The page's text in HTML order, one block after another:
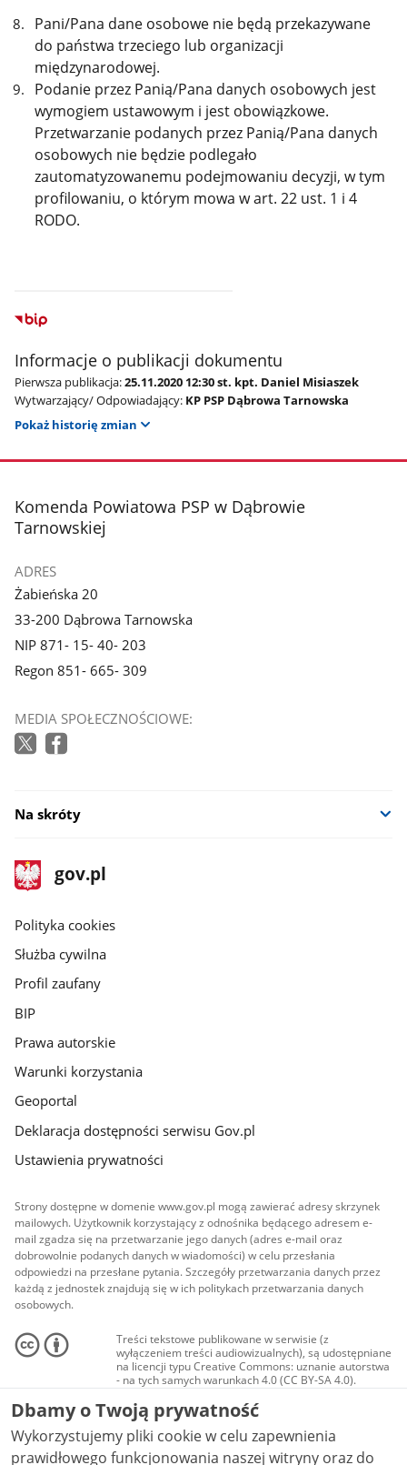
Pani/Pana dane osobowe nie będą przekazywane
do państwa trzeciego lub organizacji
międzynarodowej.
Podanie przez Panią/Pana danych osobowych jest
wymogiem ustawowym i jest obowiązkowe.
Przetwarzanie podanych przez Panią/Pana danych
osobowych nie będzie podlegało
zautomatyzowanemu podejmowaniu decyzji, w tym
profilowaniu, o którym mowa w art. 22 ust. 1 i 4
RODO.
Informacje o publikacji dokumentu
Pierwsza publikacja:25.11.2020 12:30 st. kpt. Daniel Misiaszek
Wytwarzający/ Odpowiadający: KP PSP Dąbrowa Tarnowska
Pokaż historię zmian
stopka
Komenda Powiatowa PSP w Dąbrowie
Tarnowskiej
ADRES
Żabieńska 20
33-200 Dąbrowa Tarnowska
NIP 871- 15- 40- 203
Regon 851- 665- 309
MEDIA SPOŁECZNOŚCIOWE:
Na skróty
stopka
gov.pl
Strona
gov.pl
gov.pl
Polityka cookies
Służba cywilna
Profil zaufany
BIP
Prawa autorskie
Warunki korzystania
Geoportal
Deklaracja dostępności serwisu Gov.pl
Ustawienia prywatności
Strony dostępne w domenie www.gov.pl mogą zawierać adresy skrzynek
mailowych. Użytkownik korzystający z odnośnika będącego adresem e-
mail zgadza się na przetwarzanie jego danych (adres e-mail oraz
dobrowolnie podanych danych w wiadomości) w celu przesłania
odpowiedzi na przesłane pytania. Szczegóły przetwarzania danych przez
każdą z jednostek znajdują się w ich politykach przetwarzania danych
osobowych.
Treści tekstowe publikowane w serwisie (z
wyłączeniem treści audiowizualnych), są udostępniane
na licencji typu Creative Commons: uznanie autorstwa
- na tych samych warunkach 4.0 (CC BY-SA 4.0).
Materiały audiowizualne, w tym zdjęcia, materiały
audio i wideo, są udostępniane na licencji typu
Creative Commons: uznanie autorstwa użycie
niekomercyjne - bez utworów zależnych 4.0 (CC BY-
NC-ND 4.0), o ile nie jest to stwierdzone inaczej.
Dbamy o Twoją prywatność
Wykorzystujemy pliki cookie w celu zapewnienia
prawidłowego funkcjonowania naszej witryny oraz do